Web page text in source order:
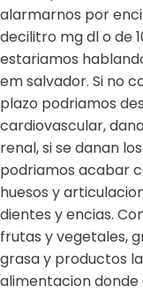
alarmarnos por
decilitro mg dl o de
estariamos
em salvador. Si no
plazo podriamos
cardiovascular,
renal, si se danan
podriamos acabar
huesos y
dientes y encias.
frutas y vegetales,
grasa y productos
alimentacion donde